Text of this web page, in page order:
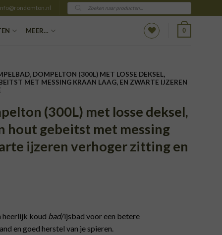
Producten
zoeken
MEER… 0
DOMPELTON (300L) MET LOSSE DEKSEL,
MET MESSING KRAAN LAAG, EN ZWARTE IJZEREN
(300L) met losse deksel,
hout gebeitst met messing
ijzeren verhoger zitting en
heerlijk koud bad/ijsbad voor een betere
en goed herstel van je spieren.